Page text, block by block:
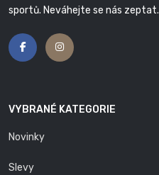
sportů. Neváhejte se nás zeptat.
VYBRANÉ KATEGORIE
Novinky
Slevy